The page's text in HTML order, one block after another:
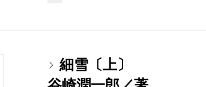
細雪〔上〕